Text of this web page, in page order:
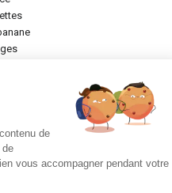
brand
de
vous accompagner pendant votre